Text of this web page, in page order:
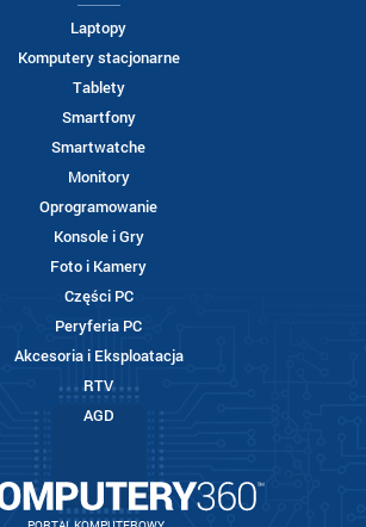
Laptopy
Komputery stacjonarne
Tablety
Smartfony
Smartwatche
Monitory
Oprogramowanie
Konsole i Gry
Foto i Kamery
Części PC
Peryferia PC
Akcesoria i Eksploatacja
RTV
AGD